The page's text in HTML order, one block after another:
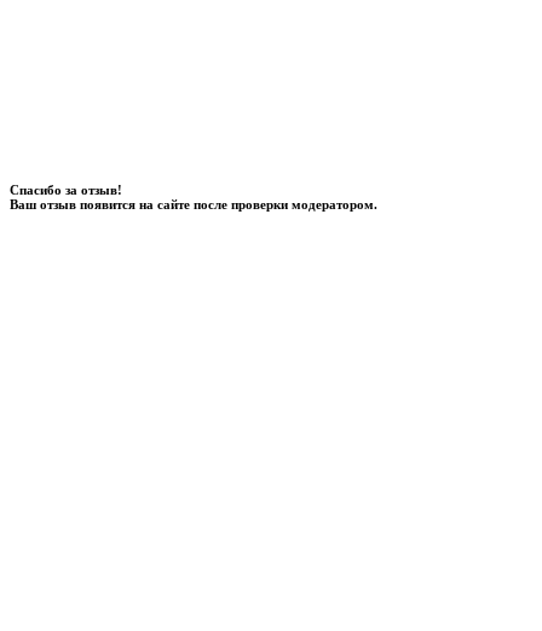
Спасибо за отзыв!
Ваш отзыв появится на сайте после проверки модератором.